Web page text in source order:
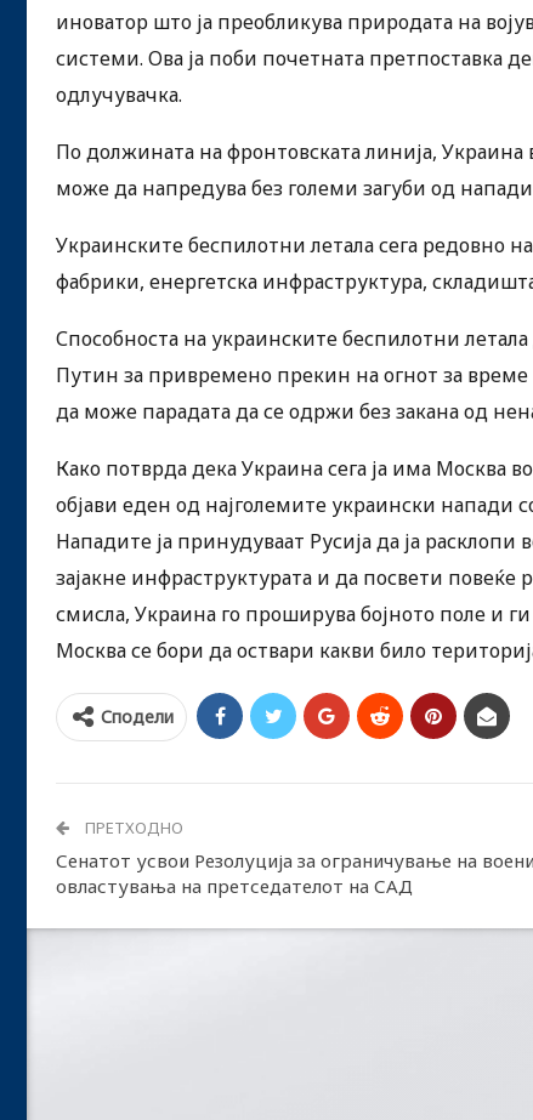
иноватор што ја преобликува природата на
системи. Ова ја поби почетната претпоставка
одлучувачка.
По должината на фронтовската линија,
може да напредува без големи загуби од
Украинските беспилотни летала сега редовно
фабрики, енергетска инфраструктура,
Способноста на украинските беспилотни
Путин за привремено прекин на огнот за време
да може парадата да се одржи без закана од
Како потврда дека Украина сега ја има Москва
објави еден од најголемите украински напади
Нападите ја принудуваат Русија да ја
зајакне инфраструктурата и да посвети повеќе
смисла, Украина го проширува бојното поле и
Москва се бори да оствари какви било
Сподели
ПРЕТХОДНО
Сенатот усвои Резолуција за ограничување на
овластувања на претседателот на САД